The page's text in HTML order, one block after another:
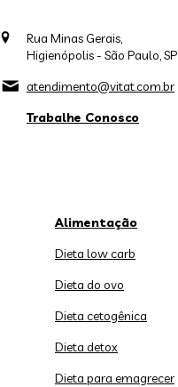
Rua Minas Gerais,
Higienópolis - São Paulo, SP
atendimento@vitat.com.br
Trabalhe Conosco
Alimentação
Dieta low carb
Dieta do ovo
Dieta cetogênica
Dieta detox
Dieta para emagrecer